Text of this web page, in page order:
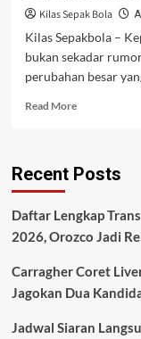
Kilas Sepak Bola
Kilas Sepakbola –
bukan sekadar
perubahan besar
Read MoreRead
Salah
Liverpool:
Antara
dan
Tekanan
Recent Posts
Daftar Lengkap
2026, Orozco Jadi
Carragher Coret
Jagokan Dua
Jadwal Siaran